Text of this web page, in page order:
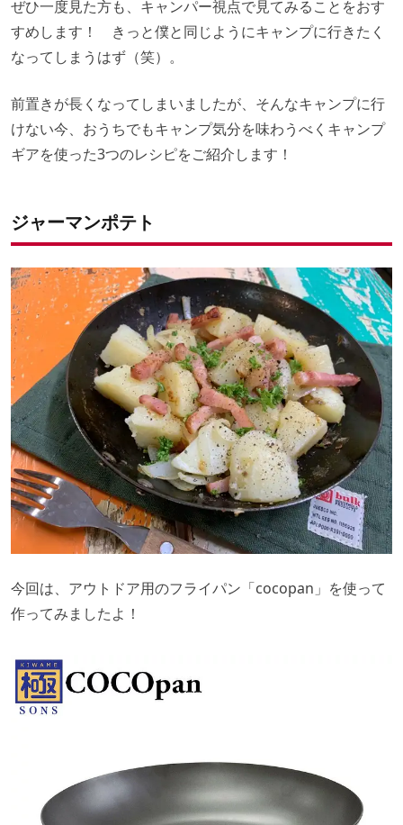
ぜひ一度見た方も、キャンパー視点で見てみることをおす
すめします！ きっと僕と同じようにキャンプに行きたく
なってしまうはず（笑）。
前置きが長くなってしまいましたが、そんなキャンプに行
けない今、おうちでもキャンプ気分を味わうべくキャンプ
ギアを使った3つのレシピをご紹介します！
ジャーマンポテト
今回は、アウトドア用のフライパン「cocopan」を使って
作ってみましたよ！